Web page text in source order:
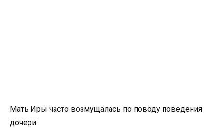
Мать Иры часто возмущалась по поводу поведения
дочери: